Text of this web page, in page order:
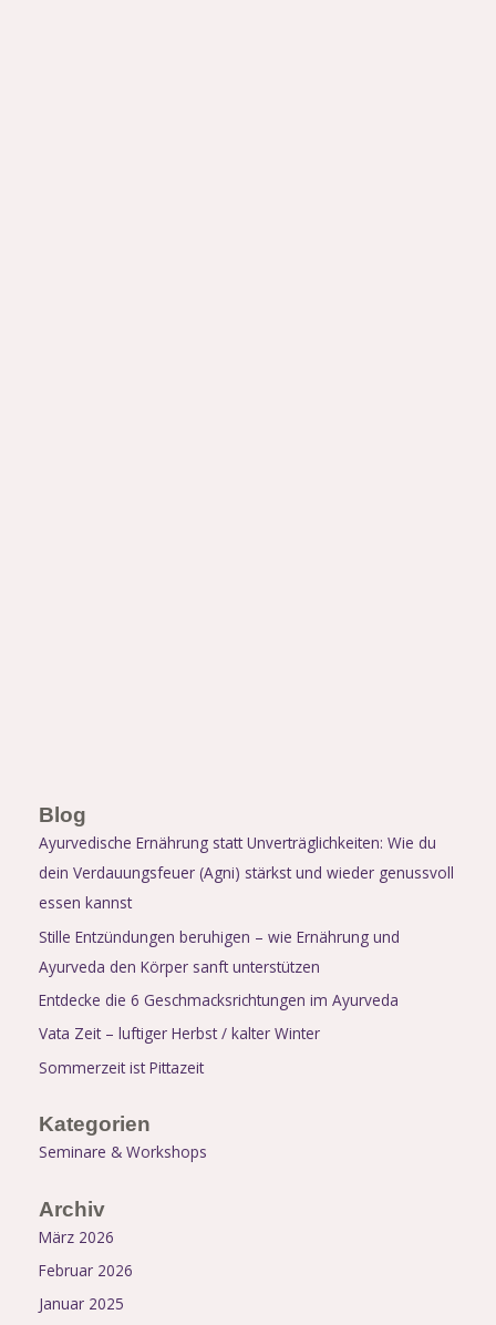
Blog
Ayurvedische Ernährung statt Unverträglichkeiten: Wie du
dein Verdauungsfeuer (Agni) stärkst und wieder genussvoll
essen kannst
Stille Entzündungen beruhigen – wie Ernährung und
Ayurveda den Körper sanft unterstützen
Entdecke die 6 Geschmacksrichtungen im Ayurveda
Vata Zeit – luftiger Herbst / kalter Winter
Sommerzeit ist Pittazeit
Kategorien
Seminare & Workshops
Archiv
März 2026
Februar 2026
Januar 2025